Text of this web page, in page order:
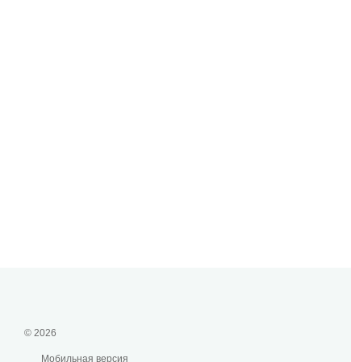
© 2026
Мобильная версия